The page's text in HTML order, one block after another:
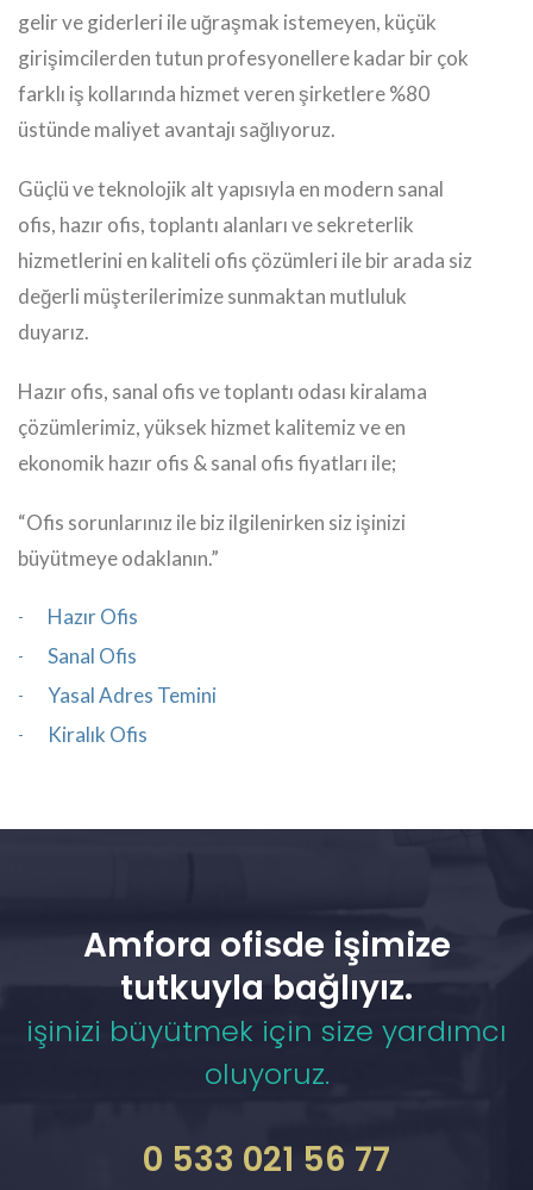
gelir ve giderleri ile uğraşmak istemeyen, küçük
girişimcilerden tutun profesyonellere kadar bir çok
farklı iş kollarında hizmet veren şirketlere %80
üstünde maliyet avantajı sağlıyoruz.
Güçlü ve teknolojik alt yapısıyla en modern sanal
ofis, hazır ofis, toplantı alanları ve sekreterlik
hizmetlerini en kaliteli ofis çözümleri ile bir arada siz
değerli müşterilerimize sunmaktan mutluluk
duyarız.
Hazır ofis, sanal ofis ve toplantı odası kiralama
çözümlerimiz, yüksek hizmet kalitemiz ve en
ekonomik hazır ofis & sanal ofis fiyatları ile;
“Ofis sorunlarınız ile biz ilgilenirken siz işinizi
büyütmeye odaklanın.”
Hazır Ofis
Sanal Ofis
Yasal Adres Temini
Kiralık Ofis
Amfora ofisde işimize
tutkuyla bağlıyız.
işinizi büyütmek için size yardımcı
oluyoruz.
0 533 021 56 77